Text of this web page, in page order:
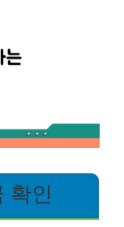
확인